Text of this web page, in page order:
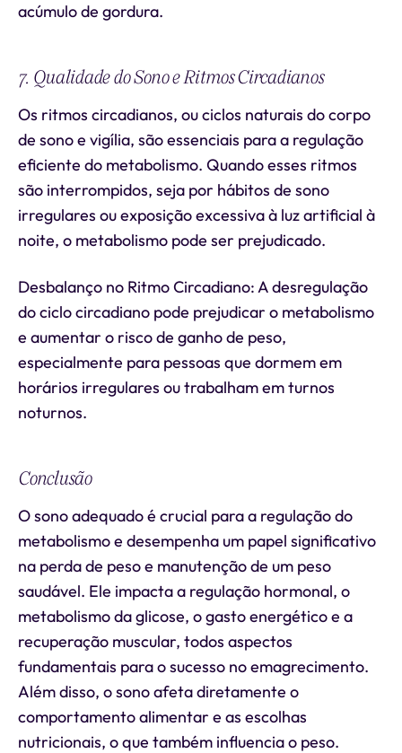
acúmulo de gordura.
7. Qualidade do Sono e Ritmos Circadianos
Os ritmos circadianos, ou ciclos naturais do corpo
de sono e vigília, são essenciais para a regulação
eficiente do metabolismo. Quando esses ritmos
são interrompidos, seja por hábitos de sono
irregulares ou exposição excessiva à luz artificial à
noite, o metabolismo pode ser prejudicado.
Desbalanço no Ritmo Circadiano: A desregulação
do ciclo circadiano pode prejudicar o metabolismo
e aumentar o risco de ganho de peso,
especialmente para pessoas que dormem em
horários irregulares ou trabalham em turnos
noturnos.
Conclusão
O sono adequado é crucial para a regulação do
metabolismo e desempenha um papel significativo
na perda de peso e manutenção de um peso
saudável. Ele impacta a regulação hormonal, o
metabolismo da glicose, o gasto energético e a
recuperação muscular, todos aspectos
fundamentais para o sucesso no emagrecimento.
Além disso, o sono afeta diretamente o
comportamento alimentar e as escolhas
nutricionais, o que também influencia o peso.